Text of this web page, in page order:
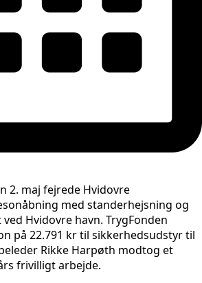
2. maj fejrede Hvidovre
med standerhejsning og
Hvidovre havn. TrygFonden
på 22.791 kr til sikkerhedsudstyr til
Rikke Harpøth modtog et
frivilligt arbejde.